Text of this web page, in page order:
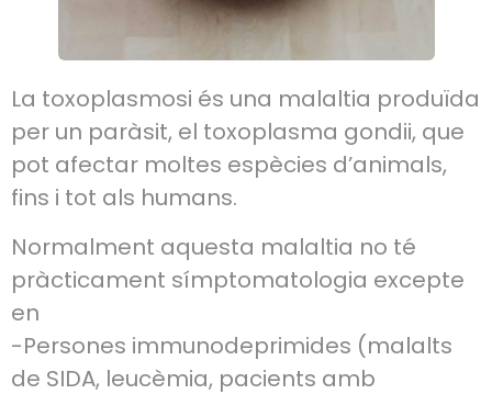
La toxoplasmosi és una malaltia produïda
per un paràsit, el toxoplasma gondii, que
pot afectar moltes espècies d’animals,
fins i tot als humans.
Normalment aquesta malaltia no té
pràcticament símptomatologia excepte
en
-Persones immunodeprimides (malalts
de SIDA, leucèmia, pacients amb